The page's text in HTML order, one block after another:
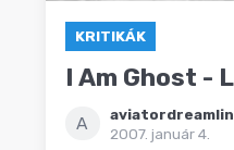
KRITIKÁK
I Am Ghost -
A
2007. január 4.